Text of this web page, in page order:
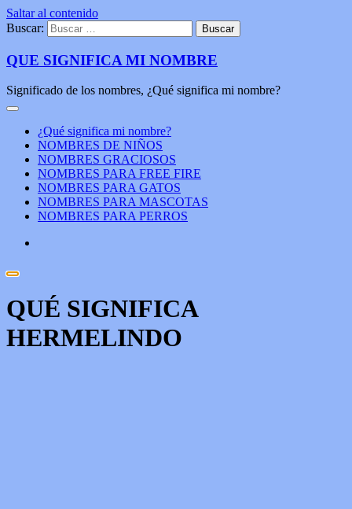
Saltar al contenido
Buscar:
QUE SIGNIFICA MI NOMBRE
Significado de los nombres, ¿Qué significa mi nombre?
¿Qué significa mi nombre?
NOMBRES DE NIÑOS
NOMBRES GRACIOSOS
NOMBRES PARA FREE FIRE
NOMBRES PARA GATOS
NOMBRES PARA MASCOTAS
NOMBRES PARA PERROS
QUÉ SIGNIFICA
HERMELINDO